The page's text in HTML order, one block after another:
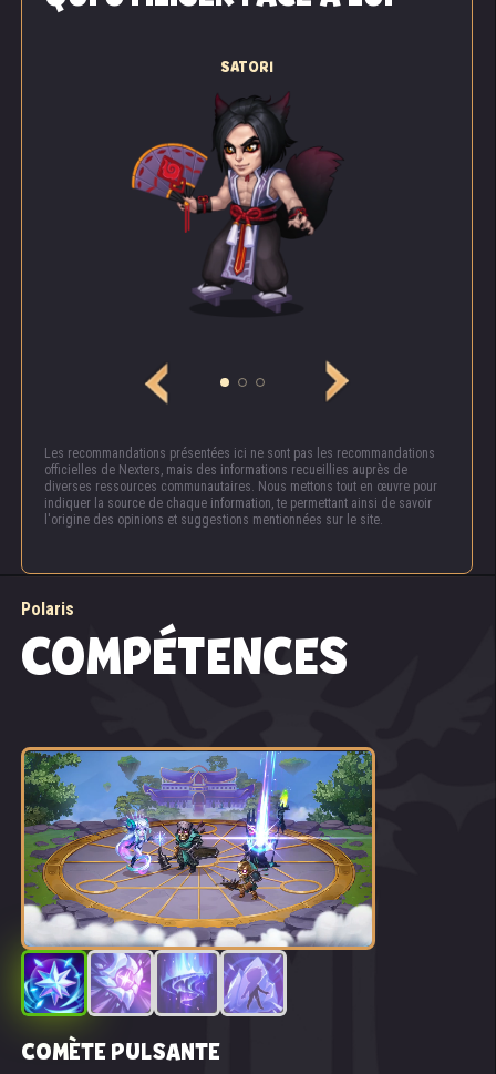
SATORI
Les recommandations présentées ici ne sont pas les recommandations
officielles de Nexters, mais des informations recueillies auprès de
diverses ressources communautaires. Nous mettons tout en œuvre pour
indiquer la source de chaque information, te permettant ainsi de savoir
l'origine des opinions et suggestions mentionnées sur le site.
Polaris
COMPÉTENCES
COMÈTE PULSANTE
FORTERESSE DE GLACE
AURORE BORÉALE
FROID PARALYSANT